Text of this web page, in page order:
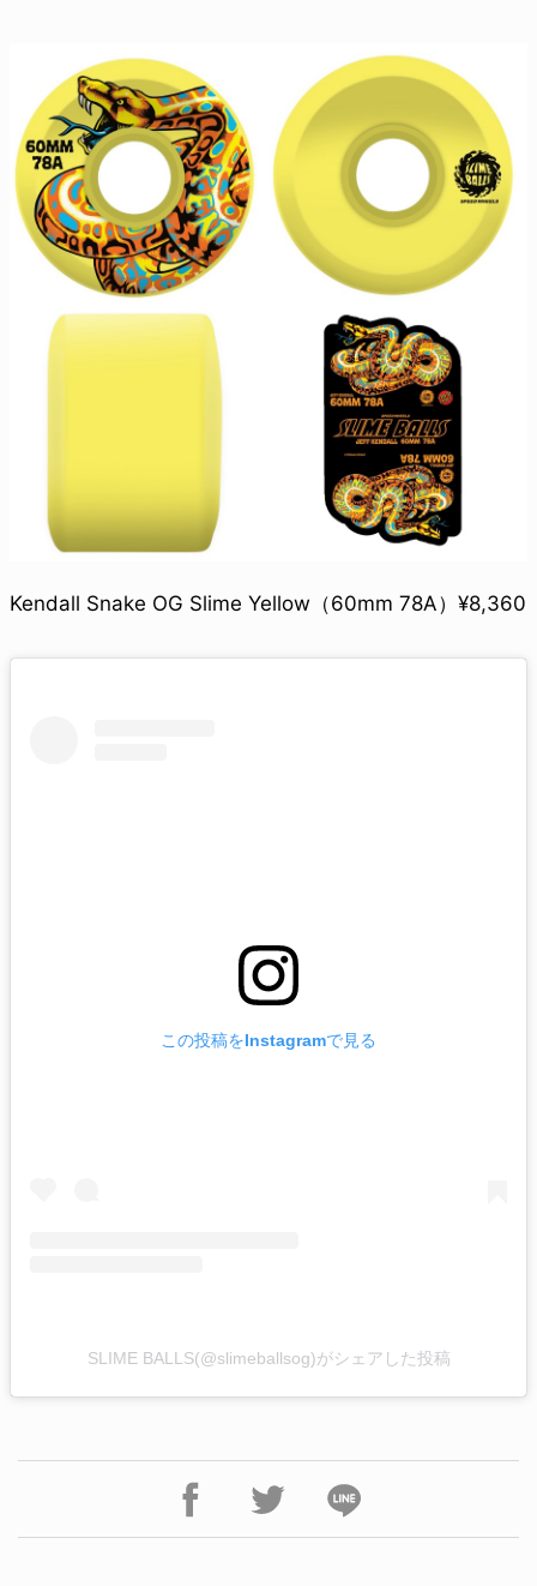
Kendall Snake OG Slime Yellow（60mm 78A）¥8,360
この投稿をInstagramで見る
SLIME BALLS(@slimeballsog)がシェアした投稿